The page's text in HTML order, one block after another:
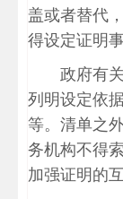
盖或者替代
得设定证明事
政府有
列明设定依
等。清单之
务机构不得
加强证明的